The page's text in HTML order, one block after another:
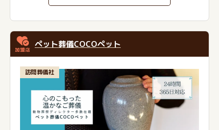
ペット葬儀COCOペット
訪問葬儀社